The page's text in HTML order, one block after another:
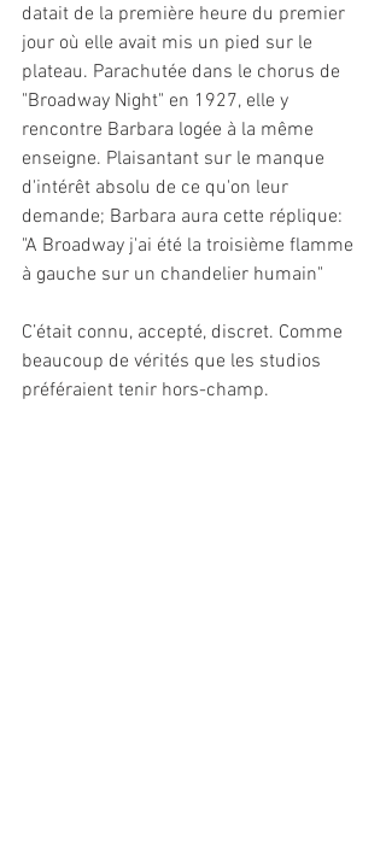
datait de la première heure du premier
jour où elle avait mis un pied sur le
plateau. Parachutée dans le chorus de
"Broadway Night" en 1927, elle y
rencontre Barbara logée à la même
enseigne. Plaisantant sur le manque
d'intérêt absolu de ce qu'on leur
demande; Barbara aura cette réplique:
"A Broadway j'ai été la troisième flamme
à gauche sur un chandelier humain"
C’était connu, accepté, discret. Comme
beaucoup de vérités que les studios
préféraient tenir hors-champ.